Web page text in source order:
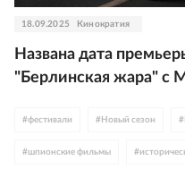
18.09.2025 Кинократия
Названа дата
"Берлинская жара" с
#фестивали # Новый сезон #
#шпионские фильмы #